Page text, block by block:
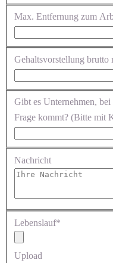
Max. Entfernung zum
Gehaltsvorstellung brutto
Gibt es Unternehmen,
Frage kommt? (Bitte mit
Nachricht
Lebenslauf*
Upload